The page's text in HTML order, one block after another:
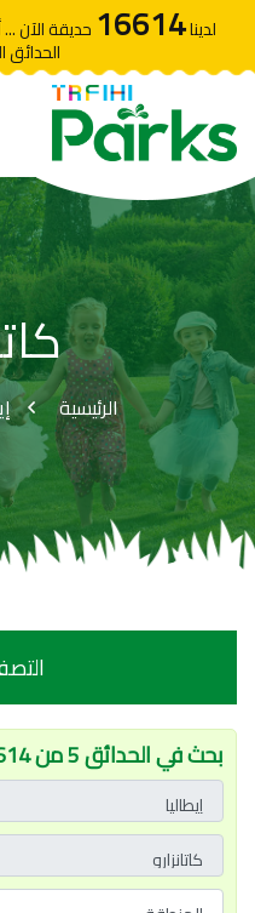
لدينا16614 حديقة الآن
الحدائق
الرئيسية
بحث في الحدائق 5 من 16614 حدائق